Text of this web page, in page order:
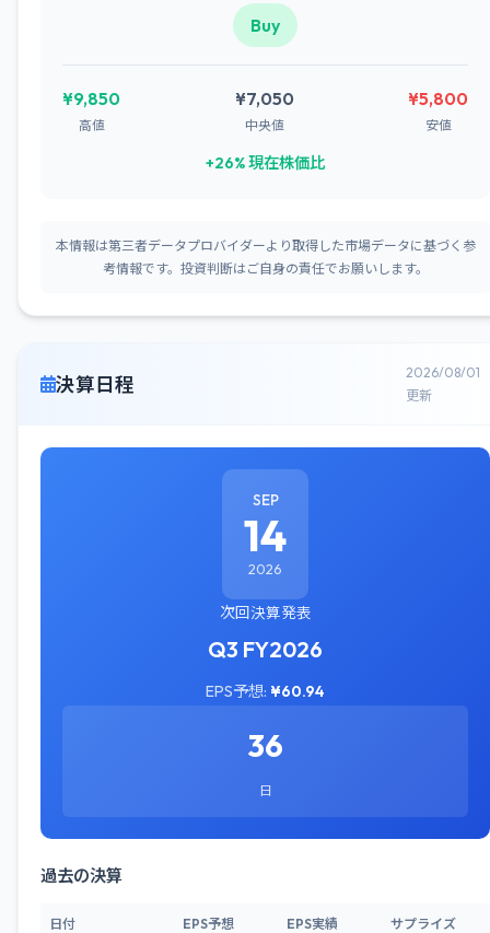
Buy
¥9,850
高値
¥7,050
中央値
¥5,800
安値
+26% 現在株価比
本情報は第三者データプロバイダーより取得した市場データに基づく参
考情報です。投資判断はご自身の責任でお願いします。
決算日程
2026/08/01
更新
SEP
14
2026
次回決算発表
Q3 FY2026
EPS予想: ¥60.94
36
日
過去の決算
日付 EPS予想 EPS実績 サプライズ